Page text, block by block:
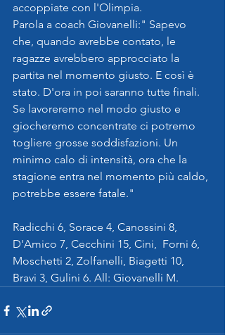
accoppiate con l'Olimpia.
Parola a coach Giovanelli:" Sapevo
che, quando avrebbe contato, le
ragazze avrebbero approcciato la
partita nel momento giusto. E così è
stato. D'ora in poi saranno tutte finali.
Se lavoreremo nel modo giusto e
giocheremo concentrate ci potremo
togliere grosse soddisfazioni. Un
minimo calo di intensità, ora che la
stagione entra nel momento più caldo,
potrebbe essere fatale."
Radicchi 6, Sorace 4, Canossini 8,
D'Amico 7, Cecchini 15, Cini,  Forni 6,
Moschetti 2, Zolfanelli, Biagetti 10,
Bravi 3, Gulini 6. All: Giovanelli M.